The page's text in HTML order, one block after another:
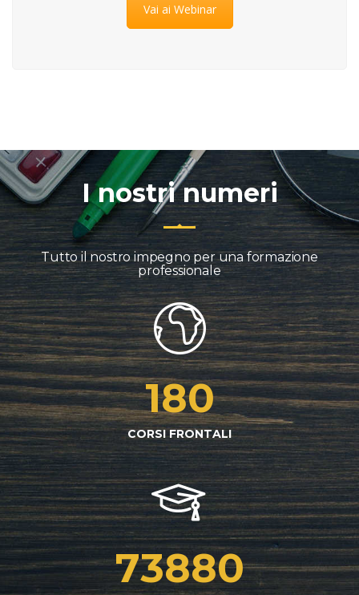
Vai ai Webinar
I nostri numeri
Tutto il nostro impegno per una formazione
professionale
180
CORSI FRONTALI
73880